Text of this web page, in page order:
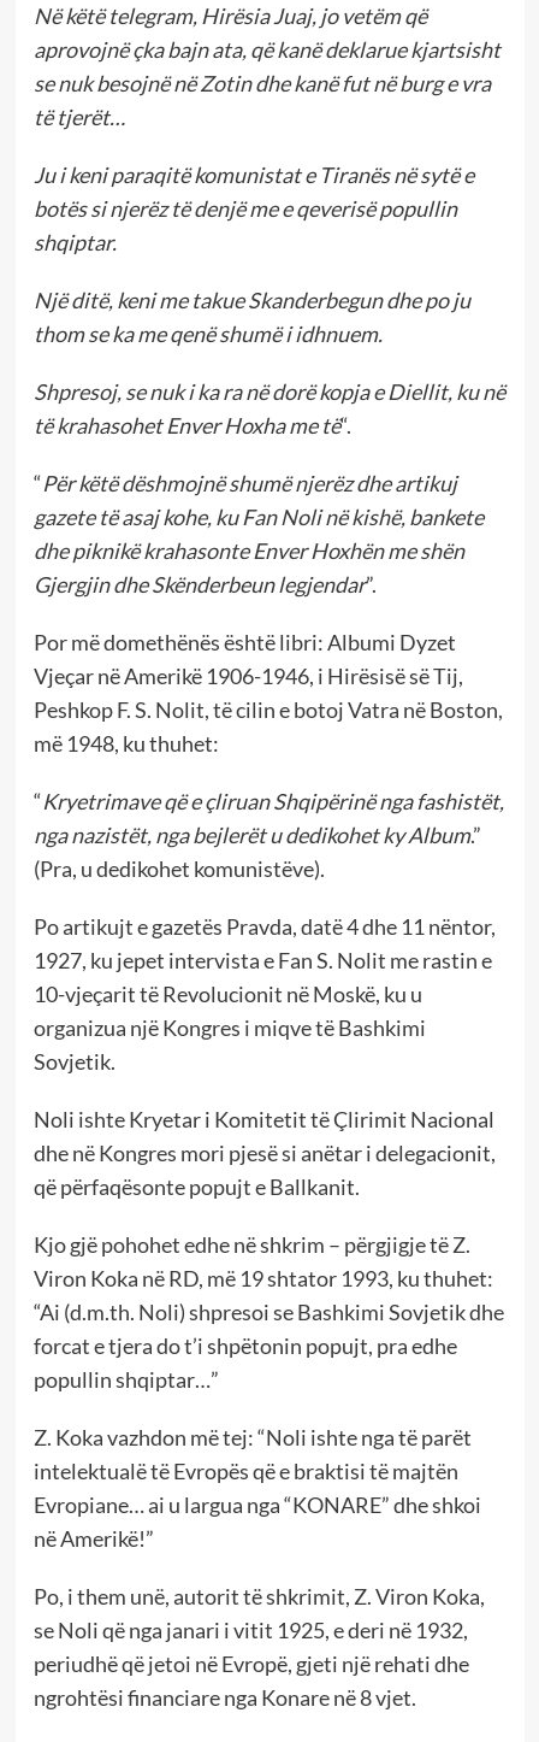
Në këtë telegram, Hirësia Juaj, jo vetëm që
aprovojnë çka bajn ata, që kanë deklarue kjartsisht
se nuk besojnë në Zotin dhe kanë fut në burg e vra
të tjerët…
Ju i keni paraqitë komunistat e Tiranës në sytë e
botës si njerëz të denjë me e qeverisë popullin
shqiptar.
Një ditë, keni me takue Skanderbegun dhe po ju
thom se ka me qenë shumë i idhnuem.
Shpresoj, se nuk i ka ra në dorë kopja e Diellit, ku në
të krahasohet Enver Hoxha me të“.
“Për këtë dëshmojnë shumë njerëz dhe artikuj
gazete të asaj kohe, ku Fan Noli në kishë, bankete
dhe piknikë krahasonte Enver Hoxhën me shën
Gjergjin dhe Skënderbeun legjendar”.
Por më domethënës është libri: Albumi Dyzet
Vjeçar në Amerikë 1906-1946, i Hirësisë së Tij,
Peshkop F. S. Nolit, të cilin e botoj Vatra në Boston,
më 1948, ku thuhet:
“Kryetrimave që e çliruan Shqipërinë nga fashistët,
nga nazistët, nga bejlerët u dedikohet ky Album.”
(Pra, u dedikohet komunistëve).
Po artikujt e gazetës Pravda, datë 4 dhe 11 nëntor,
1927, ku jepet intervista e Fan S. Nolit me rastin e
10-vjeçarit të Revolucionit në Moskë, ku u
organizua një Kongres i miqve të Bashkimi
Sovjetik.
Noli ishte Kryetar i Komitetit të Çlirimit Nacional
dhe në Kongres mori pjesë si anëtar i delegacionit,
që përfaqësonte popujt e Ballkanit.
Kjo gjë pohohet edhe në shkrim – përgjigje të Z.
Viron Koka në RD, më 19 shtator 1993, ku thuhet:
“Ai (d.m.th. Noli) shpresoi se Bashkimi Sovjetik dhe
forcat e tjera do t’i shpëtonin popujt, pra edhe
popullin shqiptar…”
Z. Koka vazhdon më tej: “Noli ishte nga të parët
intelektualë të Evropës që e braktisi të majtën
Evropiane… ai u largua nga “KONARE” dhe shkoi
në Amerikë!”
Po, i them unë, autorit të shkrimit, Z. Viron Koka,
se Noli që nga janari i vitit 1925, e deri në 1932,
periudhë që jetoi në Evropë, gjeti një rehati dhe
ngrohtësi financiare nga Konare në 8 vjet.